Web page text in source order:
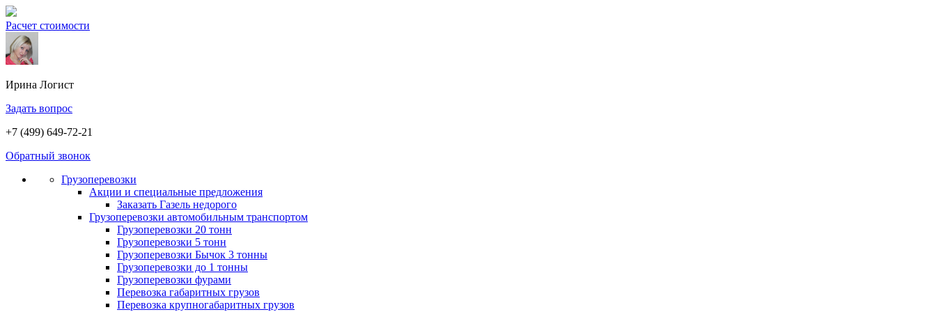
Расчет стоимости
Ирина Логист
Задать вопрос
+7 (499) 649-72-21
Обратный звонок
Грузоперевозки
Акции и специальные предложения
Заказать Газель недорого
Грузоперевозки автомобильным транспортом
Грузоперевозки 20 тонн
Грузоперевозки 5 тонн
Грузоперевозки Бычок 3 тонны
Грузоперевозки до 1 тонны
Грузоперевозки фурами
Перевозка габаритных грузов
Перевозка крупногабаритных грузов